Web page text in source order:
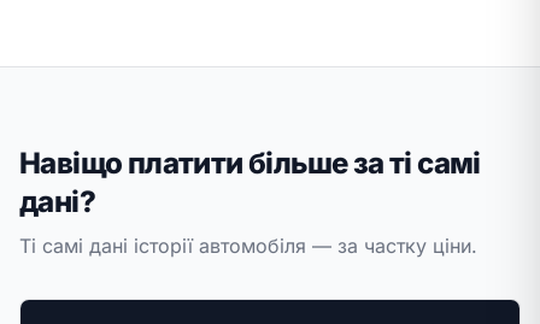
Навіщо платити більше за ті самі
дані?
Ті самі дані історії автомобіля — за частку ціни.